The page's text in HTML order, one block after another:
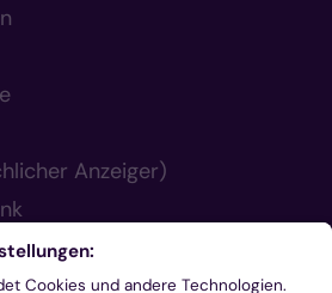
Anzeiger)
Hinweisgeberschutzgesetz